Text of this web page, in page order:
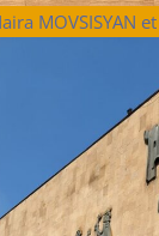
MOVSISYAN